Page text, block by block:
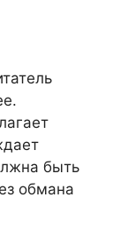
быть
обмана